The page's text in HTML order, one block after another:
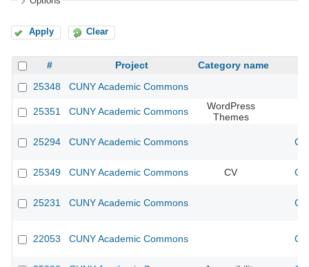
Apply Clear
# Project
Category name
25348
CUNY Academic Commons
25351 CUNY Academic Commons
WordPress
Themes
25294 CUNY Academic Commons
25349 CUNY Academic Commons CV
25231 CUNY Academic Commons
22053 CUNY Academic Commons